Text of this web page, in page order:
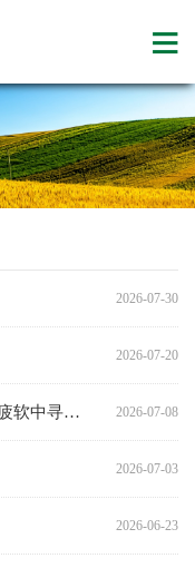
2026-07-30
2026-07-20
看后市——普麦将在供应宽松与需求疲软中寻找新平衡 2026-07-08
2026-07-03
2026-06-23